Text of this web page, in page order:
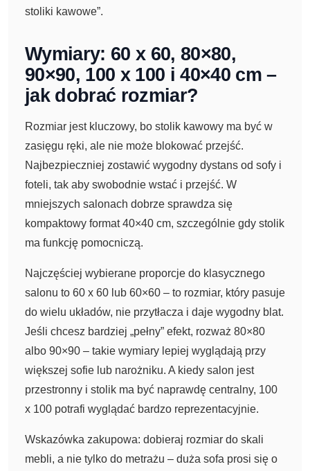
stoliki kawowe”.
Wymiary: 60 x 60, 80×80,
90×90, 100 x 100 i 40×40 cm –
jak dobrać rozmiar?
Rozmiar jest kluczowy, bo stolik kawowy ma być w
zasięgu ręki, ale nie może blokować przejść.
Najbezpieczniej zostawić wygodny dystans od sofy i
foteli, tak aby swobodnie wstać i przejść. W
mniejszych salonach dobrze sprawdza się
kompaktowy format 40×40 cm, szczególnie gdy stolik
ma funkcję pomocniczą.
Najczęściej wybierane proporcje do klasycznego
salonu to 60 x 60 lub 60×60 – to rozmiar, który pasuje
do wielu układów, nie przytłacza i daje wygodny blat.
Jeśli chcesz bardziej „pełny” efekt, rozważ 80×80
albo 90×90 – takie wymiary lepiej wyglądają przy
większej sofie lub narożniku. A kiedy salon jest
przestronny i stolik ma być naprawdę centralny, 100
x 100 potrafi wyglądać bardzo reprezentacyjnie.
Wskazówka zakupowa: dobieraj rozmiar do skali
mebli, a nie tylko do metrażu – duża sofa prosi się o